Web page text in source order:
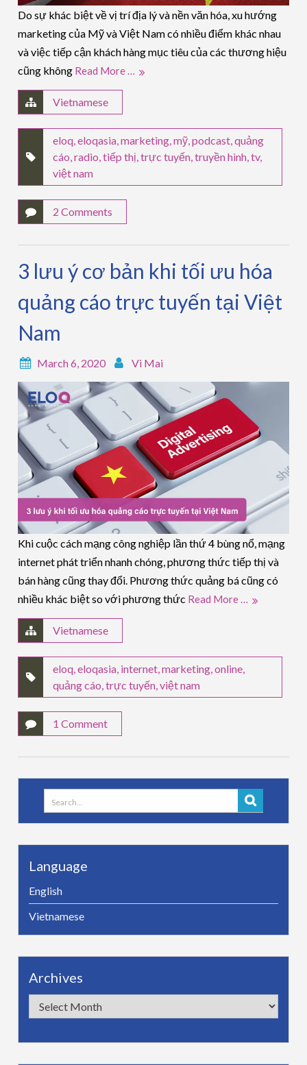
Do sự khác biệt về vị trí địa lý và nền văn hóa, xu hướng
marketing của Mỹ và Việt Nam có nhiều điểm khác nhau
và việc tiếp cận khách hàng mục tiêu của các thương hiệu
cũng không Read More …
Vietnamese
eloq ,eloqasia ,marketing ,mỹ ,podcast ,quảng
cáo ,radio ,tiếp thị ,trực tuyến ,truyền hình ,tv,
việt nam
2 Comments
3 lưu ý cơ bản khi tối ưu hóa
quảng cáo trực tuyến tại Việt
Nam
March 6, 2020 Vi Mai
Khi cuộc cách mạng công nghiệp lần thứ 4 bùng nổ, mạng
internet phát triển nhanh chóng, phương thức tiếp thị và
bán hàng cũng thay đổi. Phương thức quảng bá cũng có
nhiều khác biệt so với phương thức Read More …
Vietnamese
eloq,eloqasia, internet,marketing,online,
quảng cáo,trực tuyến,việt nam
1 Comment
Search
for:
Language
English
Vietnamese
Archives
Archives